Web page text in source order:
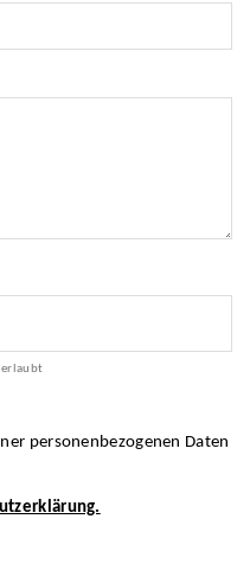
erlaubt
personenbezogenen Daten